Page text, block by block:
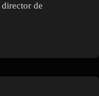
de